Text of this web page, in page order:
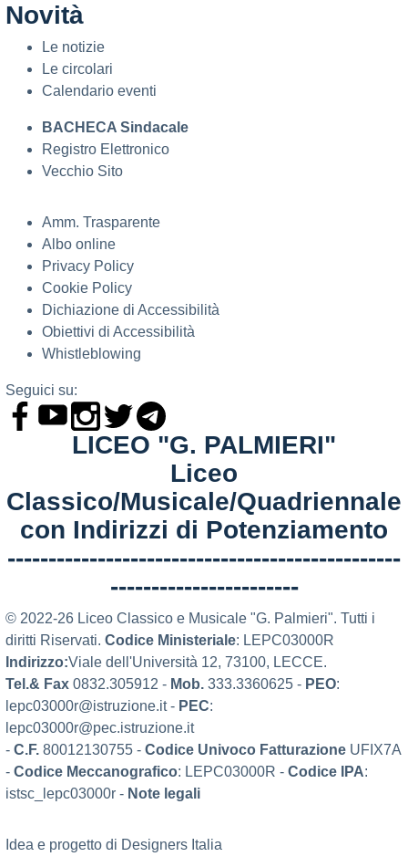
Novità
Le notizie
Le circolari
Calendario eventi
BACHECA Sindacale
Registro Elettronico
Vecchio Sito
Amm. Trasparente
Albo online
Privacy Policy
Cookie Policy
Dichiazione di Accessibilità
Obiettivi di Accessibilità
Whistleblowing
Seguici su:
LICEO "G. PALMIERI"
Liceo
Classico/Musicale/Quadriennale
con Indirizzi di Potenziamento
------------------------------------------------
-----------------------
© 2022-26 Liceo Classico e Musicale "G. Palmieri". Tutti i
diritti Riservati. Codice Ministeriale: LEPC03000R
Indirizzo:Viale dell'Università 12, 73100, LECCE.
Tel.& Fax 0832.305912 - Mob. 333.3360625 - PEO:
lepc03000r@istruzione.it - PEC:
lepc03000r@pec.istruzione.it
- C.F. 80012130755 - Codice Univoco Fatturazione UFIX7A
- Codice Meccanografico: LEPC03000R - Codice IPA:
istsc_lepc03000r - Note legali
Idea e progetto di Designers Italia